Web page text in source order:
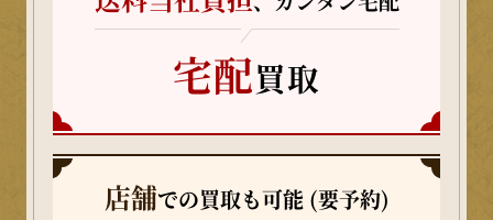
宅配買取
店舗での買取も可能 (要予約)